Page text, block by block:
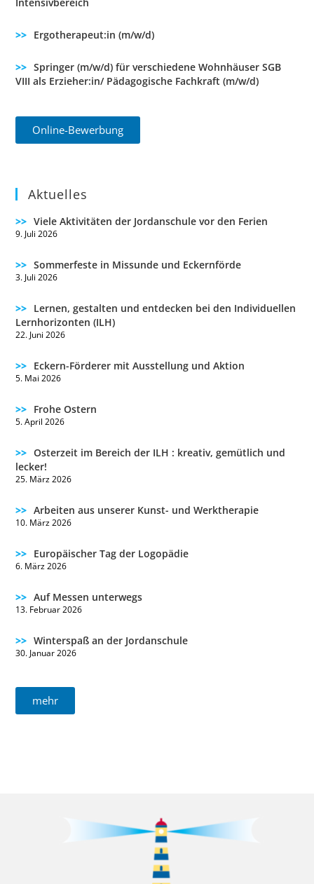
Intensivbereich
Ergotherapeut:in (m/w/d)
Springer (m/w/d) für verschiedene Wohnhäuser SGB
VIII als Erzieher:in/ Pädagogische Fachkraft (m/w/d)
Online-Bewerbung
Aktuelles
Viele Aktivitäten der Jordanschule vor den Ferien
9. Juli 2026
Sommerfeste in Missunde und Eckernförde
3. Juli 2026
Lernen, gestalten und entdecken bei den Individuellen
Lernhorizonten (ILH)
22. Juni 2026
Eckern-Förderer mit Ausstellung und Aktion
5. Mai 2026
Frohe Ostern
5. April 2026
Osterzeit im Bereich der ILH : kreativ, gemütlich und
lecker!
25. März 2026
Arbeiten aus unserer Kunst- und Werktherapie
10. März 2026
Europäischer Tag der Logopädie
6. März 2026
Auf Messen unterwegs
13. Februar 2026
Winterspaß an der Jordanschule ️
30. Januar 2026
mehr